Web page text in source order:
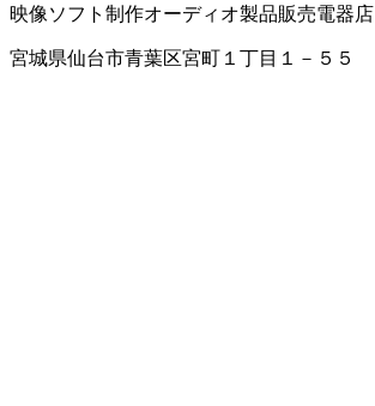
映像ソフト制作オーディオ製品販売電器店
宮城県仙台市青葉区宮町１丁目１－５５